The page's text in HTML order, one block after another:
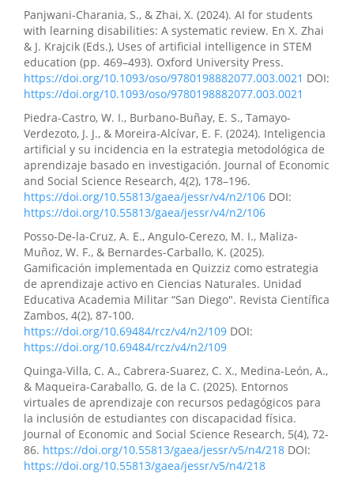
Panjwani-Charania, S., & Zhai, X. (2024). AI for students
with learning disabilities: A systematic review. En X. Zhai
& J. Krajcik (Eds.), Uses of artificial intelligence in STEM
education (pp. 469–493). Oxford University Press.
https://doi.org/10.1093/oso/9780198882077.003.0021 DOI:
https://doi.org/10.1093/oso/9780198882077.003.0021
Piedra-Castro, W. I., Burbano-Buñay, E. S., Tamayo-
Verdezoto, J. J., & Moreira-Alcívar, E. F. (2024). Inteligencia
artificial y su incidencia en la estrategia metodológica de
aprendizaje basado en investigación. Journal of Economic
and Social Science Research, 4(2), 178–196.
https://doi.org/10.55813/gaea/jessr/v4/n2/106 DOI:
https://doi.org/10.55813/gaea/jessr/v4/n2/106
Posso-De-la-Cruz, A. E., Angulo-Cerezo, M. I., Maliza-
Muñoz, W. F., & Bernardes-Carballo, K. (2025).
Gamificación implementada en Quizziz como estrategia
de aprendizaje activo en Ciencias Naturales. Unidad
Educativa Academia Militar “San Diego". Revista Científica
Zambos, 4(2), 87-100.
https://doi.org/10.69484/rcz/v4/n2/109 DOI:
https://doi.org/10.69484/rcz/v4/n2/109
Quinga-Villa, C. A., Cabrera-Suarez, C. X., Medina-León, A.,
& Maqueira-Caraballo, G. de la C. (2025). Entornos
virtuales de aprendizaje con recursos pedagógicos para
la inclusión de estudiantes con discapacidad física.
Journal of Economic and Social Science Research, 5(4), 72-
86. https://doi.org/10.55813/gaea/jessr/v5/n4/218 DOI:
https://doi.org/10.55813/gaea/jessr/v5/n4/218